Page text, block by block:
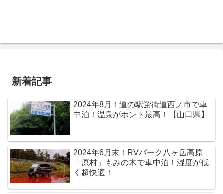
新着記事
2024年8月！道の駅蛍街道西ノ市で車
中泊！温泉がホント最高！【山口県】
2024年6月末！RVパーク八ヶ岳高原
「原村」もみの木で車中泊！湿度が低
く超快適！